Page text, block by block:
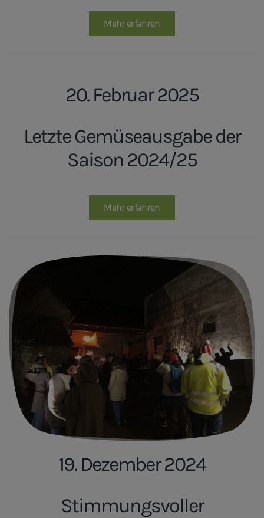
Mehr erfahren
20. Februar 2025
Letzte Gemüseausgabe der
Saison 2024/25
Mehr erfahren
19. Dezember 2024
Stimmungsvoller